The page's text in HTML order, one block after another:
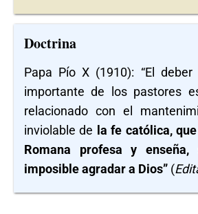
Doctrina
Papa Pío X (1910): “El
importante de los pastores
relacionado con el
inviolable de la fe católica,
Romana profesa y
imposible agradar a Dios” (